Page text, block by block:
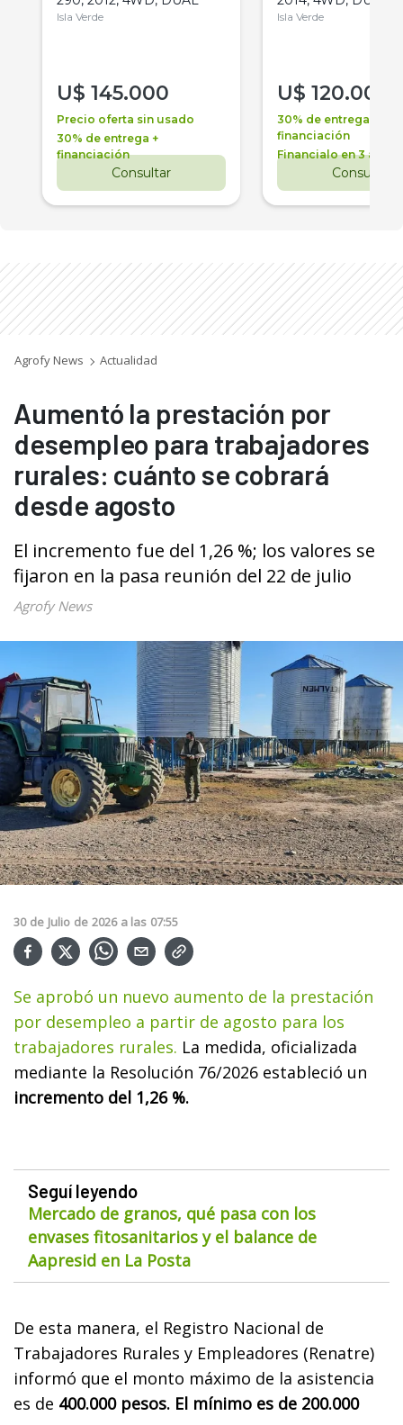
Isla Verde
U$ 145.000
Precio oferta sin usado
30% de entrega +
financiación
Consultar
Isla Verde
U$ 120.000
30% de entrega +
financiación
Financialo en 3 años
Consultar
Agrofy News Actualidad
Aumentó la prestación por
desempleo para trabajadores
rurales: cuánto se cobrará
desde agosto
El incremento fue del 1,26 %; los valores se
fijaron en la pasa reunión del 22 de julio
Agrofy News
30 de Julio de 2026 a las 07:55
Se aprobó un nuevo aumento de la prestación
por desempleo a partir de agosto para los
trabajadores rurales. La medida, oficializada
mediante la Resolución 76/2026 estableció un
incremento del 1,26 %.
Seguí leyendo
Mercado de granos, qué pasa con los
envases fitosanitarios y el balance de
Aapresid en La Posta
De esta manera, el Registro Nacional de
Trabajadores Rurales y Empleadores (Renatre)
informó que el monto máximo de la asistencia
es de 400.000 pesos. El mínimo es de 200.000